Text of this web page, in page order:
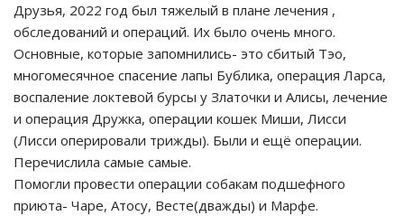
Друзья, 2022 год был тяжелый в плане лечения ,
обследований и операций. Их было очень много.
Основные, которые запомнились- это сбитый Тэо,
многомесячное спасение лапы Бублика, операция Ларса,
воспаление локтевой бурсы у Златочки и Алисы, лечение
и операция Дружка, операции кошек Миши, Лисси
(Лисси оперировали трижды). Были и ещё операции.
Перечислила самые самые.
Помогли провести операции собакам подшефного
приюта- Чаре, Атосу, Весте(дважды) и Марфе.